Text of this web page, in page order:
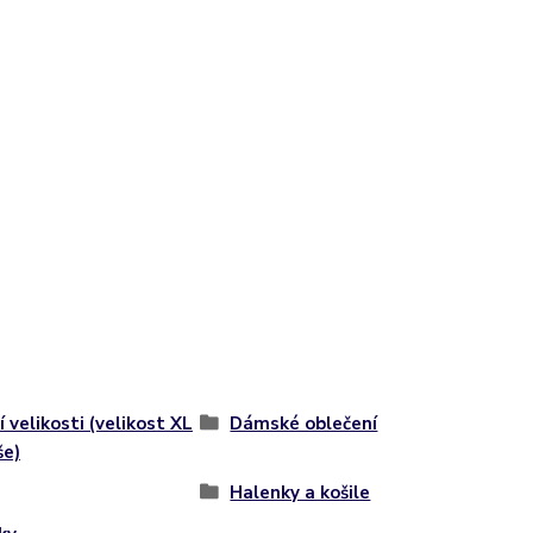
velikosti (velikost XL
Dámské oblečení
Halenky a košile